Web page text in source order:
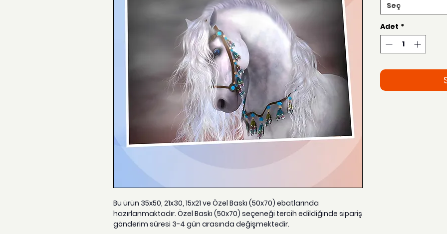
Bu ürün 35x50, 21x30, 15x21 ve Özel Baskı (50x70) ebatlarında
hazırlanmaktadır. Özel Baskı (50x70) seçeneği tercih edildiğinde sipariş
gönderim süresi 3-4 gün arasında değişmektedir.
Seç
Adet *